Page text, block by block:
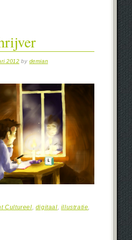
2012 by demian
Cultureel, digitaal, illustratie,